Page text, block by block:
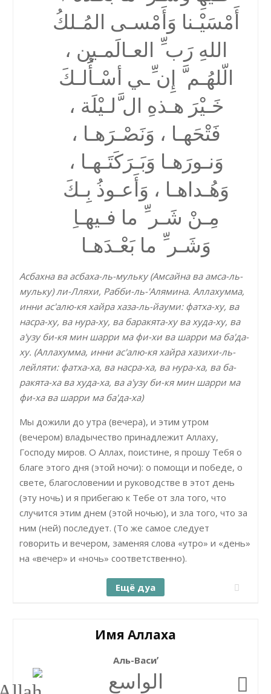
أَمْسَیْـنا وَأَمْسـى المُـلكُ
اللهِ رَب ِّ العـالَمـین ،
الّلھُـم َّ إِن ِّـي أسْـأَُلـكَ
خَـیْرَ ھـذهِ ال َّلـیْلَة ،
فَتْحَھـا ، وَنَصْـرَھـا ،
وَنـورَھـا وَبَـرَكَتَـھـا ،
وَھُـداھـا ، وَأَعـوذُ بِـكَ
مِـنْ شَـر ِّ ما فـیھـاِ
وَشَـر ِّ ما بَعْـدَھـا
Асбахна ва асбаха-ль-мульку (Амсайна ва амса-ль-
мульку) ли-Лляхи, Рабби-ль-'Алямина. Аллахумма,
инни ас'алю-кя хайра хаза-ль-йауми: фатха-ху, ва
насра-ху, ва нура-ху, ва баракята-ху ва худа-ху, ва
а'узу би-кя мин шарри ма фи-хи ва шарри ма ба'да-
ху. (Аллахумма, инни ас'алю-кя хайра хазихи-ль-
лейляти: фатха-ха, ва насра-ха, ва нура-ха, ва ба-
ракята-ха ва худа-ха, ва а'узу би-кя мин шарри ма
фи-ха ва шарри ма ба'да-ха)
Мы дожили до утра (вечера), и этим утром
(вечером) владычество принадлежит Аллаху,
Господу миров. О Аллах, поистине, я прошу Тебя о
благе этого дня (этой ночи): о помощи и победе, о
свете, благословении и руководстве в этот день
(эту ночь) и я прибегаю к Тебе от зла того, что
случится этим днем (этой ночью), и зла того, что за
ним (ней) последует. (То же самое следует
говорить и вечером, заменяя слова «утро» и «день»
на «вечер» и «ночь» соответственно).
Ещё дуа
Имя Аллаха
Аль-Васиʼ
الواسع